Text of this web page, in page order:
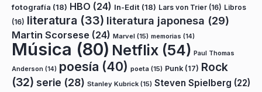
fotografía (18) HBO (24) In-Edit (18) Lars von Trier (16) Libros
(16) literatura (33) literatura japonesa (29)
Martin Scorsese (24) Marvel (15) memorias (14)
Música (80) Netflix (54) Paul Thomas
Anderson (14) poesía (40) poeta (15) Punk (17) Rock
(32) serie (28) Stanley Kubrick (15) Steven Spielberg (22)